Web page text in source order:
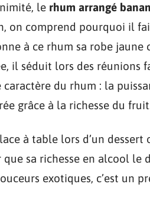
le rhum arrangé
on comprend pourquoi il
à ce rhum sa robe jaune
il séduit lors des réunions
du rhum : la
grâce à la richesse du
à table lors d’un dessert
sa richesse en alcool le
exotiques, c’est un